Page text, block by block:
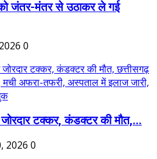
जंतर-मंतर से उठाकर ले गई
0
जोरदार टक्कर, कंडक्टर की मौत,...
2026 0